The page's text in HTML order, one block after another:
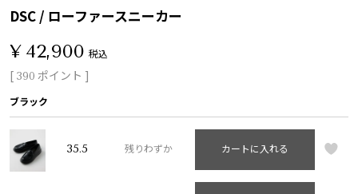
DSC / ローファースニーカー
¥ 42,900 税込
[ 390 ポイント ]
ブラック
35.5 残りわずか カートに入れる